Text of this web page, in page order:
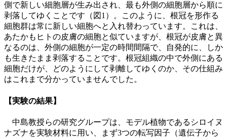
側で新しい細胞層が生み出され、最も外側の細胞層から順に
剥落してゆくことです（図1）。このように、根冠を形作る
細胞群は常に新しい細胞へと入れ替わっています。これは、
あたかもヒトの皮膚の細胞と似ていますが、根冠が皮膚と異
なるのは、外側の細胞が一定の時間間隔で、自発的に、しか
も生きたまま剥落することです。根冠組織の中で外側にある
細胞だけが、どのようにして剥離してゆくのか、その仕組み
はこれまで分かっていませんでした。
【実験の結果】
中島教授らの研究グループは、モデル植物であるシロイヌ
ナズナを実験材料に用い、まず3つの転写因子（遺伝子から